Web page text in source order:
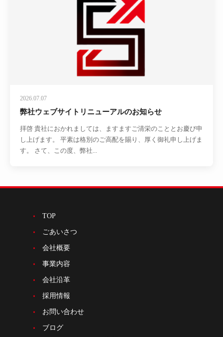
2026.07.07
弊社ウェブサイトリニューアルのお知らせ
拝啓 貴社におかれましては、ますますご清栄のこととお慶び申
し上げます。 平素は格別のご高配を賜り、厚く御礼申し上げま
す。 さて、この度、弊社...
TOP
ごあいさつ
会社概要
事業内容
会社沿革
採用情報
お問い合わせ
ブログ